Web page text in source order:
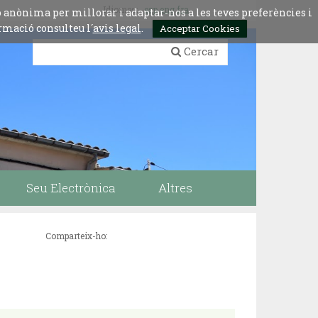
per millorar i adaptar-nos a les teves preferències i
consulteu l´avis legal. Acceptar Cookies
Idiomes:esp engfra
Cercar
Seu Electrònica Altres
Comparteix-ho: